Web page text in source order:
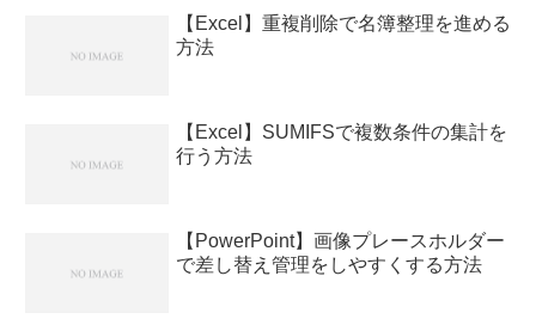
【Excel】重複削除で名簿整理を進める
方法
【Excel】SUMIFSで複数条件の集計を
行う方法
【PowerPoint】画像プレースホルダー
で差し替え管理をしやすくする方法